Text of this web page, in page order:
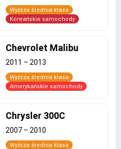
Wyższa średnia klasa
Koreańskie samochody
Chevrolet Malibu
2011 – 2013
Wyższa średnia klasa
Amerykańskie samochody
Chrysler 300C
2007 – 2010
Wyższa średnia klasa